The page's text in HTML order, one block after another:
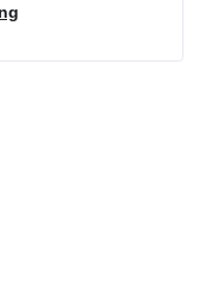
으로 파악하며 최